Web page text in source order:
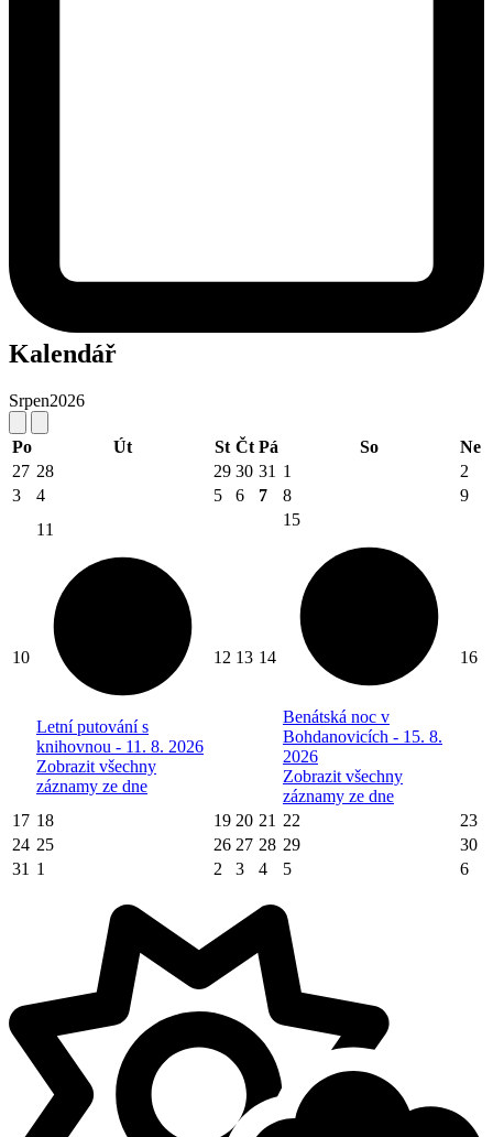
Kalendář
Srpen2026
Po Út St Čt Pá So
Ne
27 28 29 30 31 1
2
3
4 5 6 7 8 9
10
11
Letní putování s
knihovnou - 11. 8. 2026
Zobrazit všechny
záznamy ze dne
12 13 14
15
Benátská noc v
Bohdanovicích - 15. 8.
2026
Zobrazit všechny
záznamy ze dne
16
17 18 19 20 21 22
23
24 25 26 27 28 29
30
31 1 2 3 4 5 6